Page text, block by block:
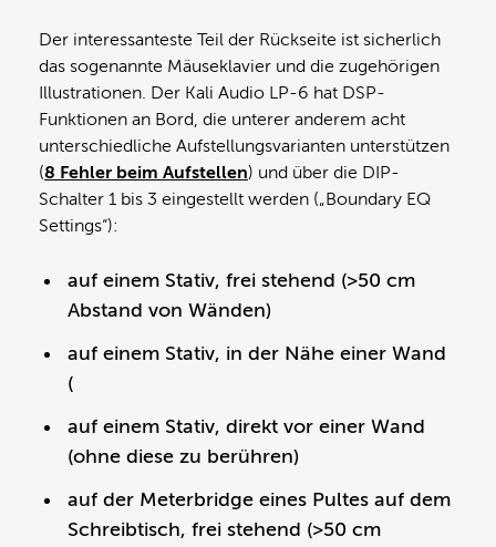
Der interessanteste Teil der Rückseite ist sicherlich
das sogenannte Mäuseklavier und die zugehörigen
Illustrationen. Der Kali Audio LP-6 hat DSP-
Funktionen an Bord, die unterer anderem acht
unterschiedliche Aufstellungsvarianten unterstützen
(8 Fehler beim Aufstellen) und über die DIP-
Schalter 1 bis 3 eingestellt werden („Boundary EQ
Settings“):
auf einem Stativ, frei stehend (>50 cm
Abstand von Wänden)
auf einem Stativ, in der Nähe einer Wand
(
auf einem Stativ, direkt vor einer Wand
(ohne diese zu berühren)
auf der Meterbridge eines Pultes auf dem
Schreibtisch, frei stehend (>50 cm